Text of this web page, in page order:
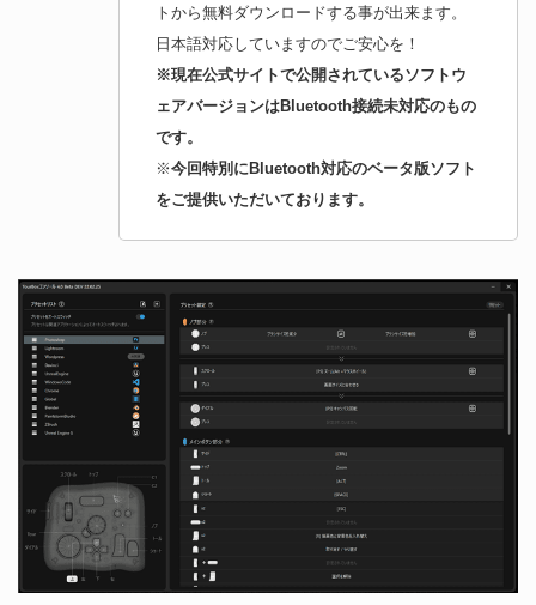
トから無料ダウンロードする事が出来ます。
日本語対応していますのでご安心を！
※現在公式サイトで公開されているソフトウ
ェアバージョンはBluetooth接続未対応のもの
です。
※今回特別にBluetooth対応のベータ版ソフト
をご提供いただいております。